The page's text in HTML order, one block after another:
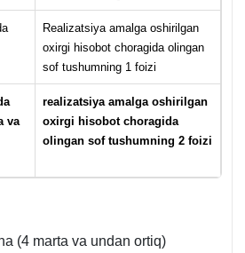
Realizatsiya amalga oshirilgan
oхirgi hisobot choragida olingan
sof tushumning 1 foizi
va
realizatsiya amalga oshirilgan
oхirgi hisobot choragida
olingan sof tushumning 2 foizi
(4 marta va undan ortiq)